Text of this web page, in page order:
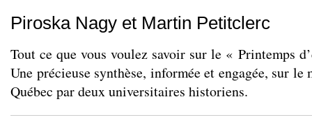
Piroska Nagy et Martin Petitclerc
Tout ce que vous voulez savoir sur le « Printemps
Une précieuse synthèse, informée et engagée, sur le
Québec par deux universitaires historiens.